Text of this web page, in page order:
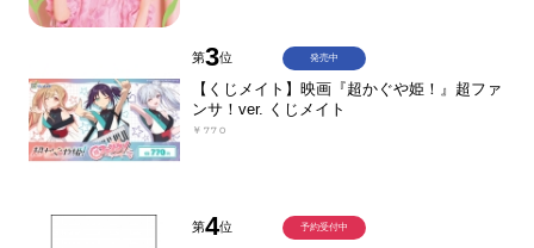
第3位
【くじメイト】映画『超かぐや姫！』超ファ
ンサ！ver. くじメイト
￥770
発売中
第4位 予約受付中